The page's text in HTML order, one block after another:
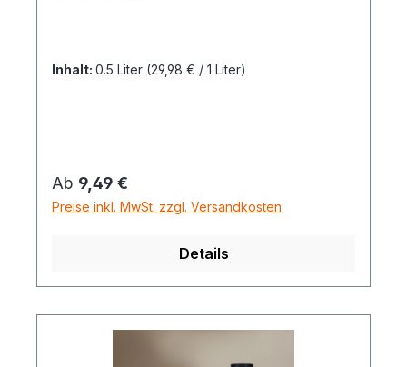
Inhalt: 0.5 Liter (29,98 € / 1 Liter)
Regulärer Preis:
Ab 9,49 €
Preise inkl. MwSt. zzgl. Versandkosten
Details